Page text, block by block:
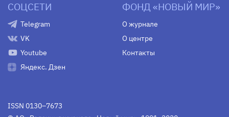
СОЦСЕТИ
Telegram
VK
Youtube
Яндекс. Дзен
ФОНД «НОВЫЙ МИР»
О журнале
О центре
Контакты
ISSN 0130–7673